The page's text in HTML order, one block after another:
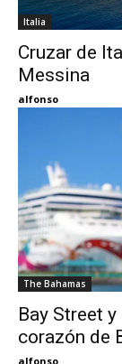
Italia
Cruzar de
Messina
alfonso
The Bahamas
Bay Street
corazón de
alfonso